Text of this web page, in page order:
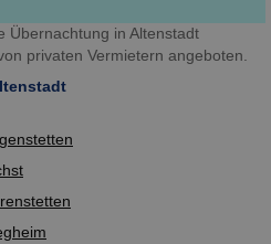
Übernachtung in Altenstadt
privaten Vermietern angeboten.